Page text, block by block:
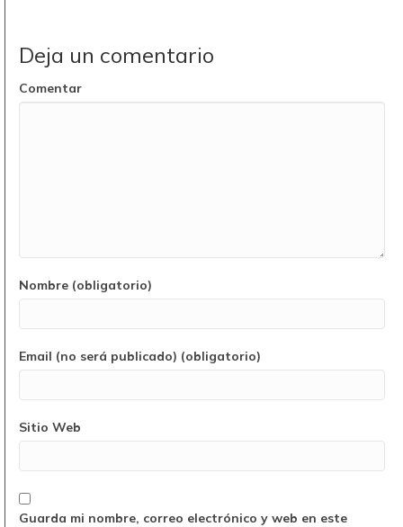
Deja un comentario
Comentar
Nombre (obligatorio)
Email (no será publicado) (obligatorio)
Sitio Web
Guarda mi nombre, correo electrónico y web en este